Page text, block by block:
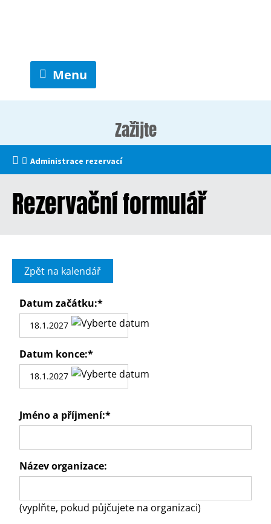
Menu
Zažijte
Administrace rezervací
Rezervační formulář
Zpět na kalendář
Datum začátku:*
Datum konce:*
Jméno a příjmení:*
Název organizace:
(vyplňte, pokud půjčujete na organizaci)